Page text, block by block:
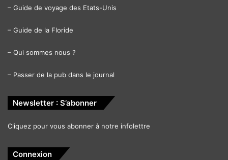
– Guide de voyage des Etats-Unis
– Guide de la Floride
– Qui sommes nous ?
– Passer de la pub dans le journal
Newsletter : S’abonner
Cliquez pour vous abonner à notre infolettre
Connexion